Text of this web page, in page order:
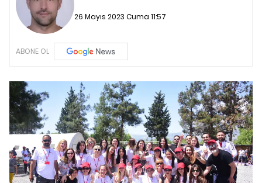
26 Mayıs 2023 Cuma 11:57
ABONE OL